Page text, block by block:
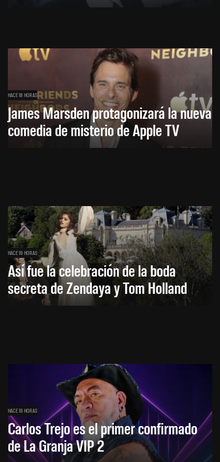
HACE 18 HORAS
James Marsden protagonizará la nueva
comedia de misterio de Apple TV
HACE 19 HORAS
Así fue la celebración de la boda
secreta de Zendaya y Tom Holland
HACE 19 HORAS
Carlos Trejo es el primer confirmado
de La Granja VIP 2